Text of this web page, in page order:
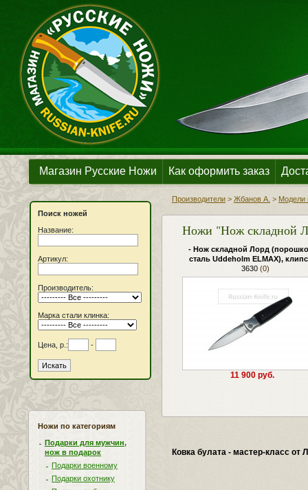
Магазин Русские Ножи Как оформить заказ
Поиск ножей
Название:
Артикул:
Производитель:
Марка стали клинка:
Цена, р.: -
Ножи по категориям
Подарки для мужчин,
нож в подарок
Подарки военному
Подарки охотнику
Производители > Жбанов А. > Модели
Ножи "Нож складной
- Нож складной Лорд
сталь Uddeholm ELMAX),
3630(0)
11 900 руб.
Ковка булата - мастер-класс от